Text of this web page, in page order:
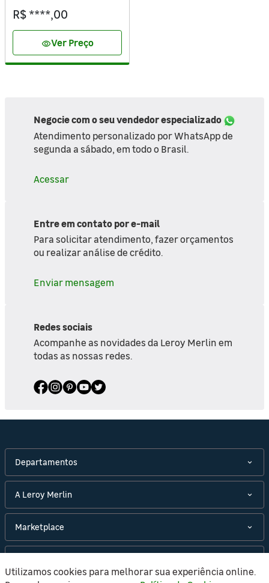
R$ ****,00
visibilityVer Preço
Negocie com o seu vendedor especializado
Atendimento personalizado por WhatsApp de
segunda a sábado, em todo o Brasil.
Acessar
Entre em contato por e-mail
Para solicitar atendimento, fazer orçamentos
ou realizar análise de crédito.
Enviar mensagem
Redes sociais
Acompanhe as novidades da Leroy Merlin em
todas as nossas redes.
Departamentos
A Leroy Merlin
Marketplace
Utilizamos cookies para melhorar sua experiência online.